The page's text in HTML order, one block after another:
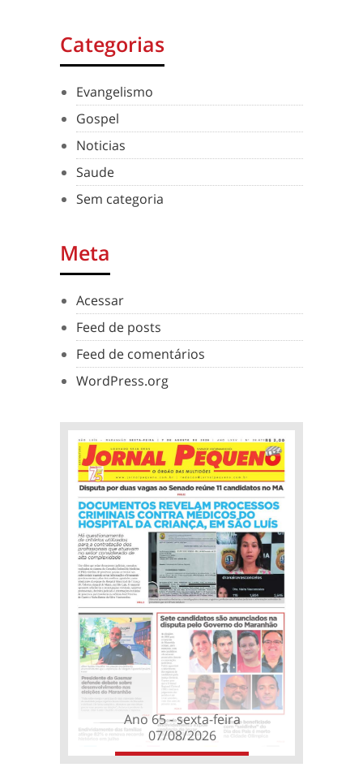
Categorias
Evangelismo
Gospel
Noticias
Saude
Sem categoria
Meta
Acessar
Feed de posts
Feed de comentários
WordPress.org
Ano 65 - sexta-feira
07/08/2026